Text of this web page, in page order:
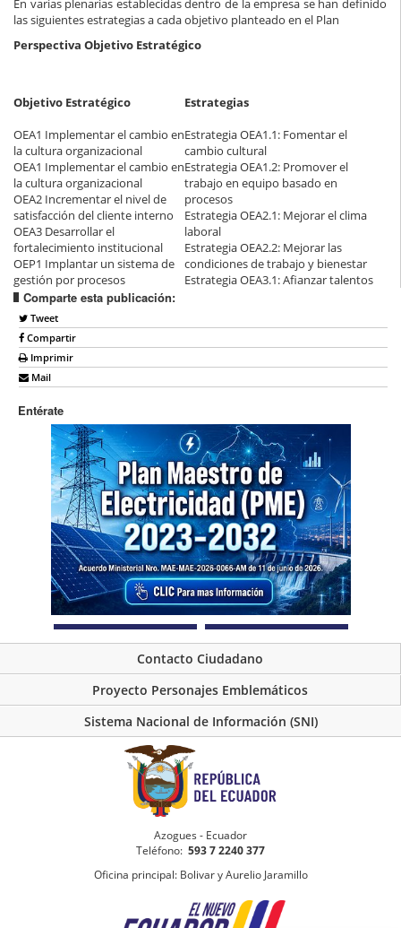
En varias plenarias establecidas dentro de la empresa se han definido
las siguientes estrategias a cada objetivo planteado en el Plan
Perspectiva Objetivo Estratégico
Objetivo Estratégico
Estrategias
OEA1 Implementar el cambio en
la cultura organizacional
OEA1 Implementar el cambio en
la cultura organizacional
OEA2 Incrementar el nivel de
satisfacción del cliente interno
OEA3 Desarrollar el
fortalecimiento institucional
OEP1 Implantar un sistema de
gestión por procesos
Estrategia OEA1.1: Fomentar el
cambio cultural
Estrategia OEA1.2: Promover el
trabajo en equipo basado en
procesos
Estrategia OEA2.1: Mejorar el clima
laboral
Estrategia OEA2.2: Mejorar las
condiciones de trabajo y bienestar
Estrategia OEA3.1: Afianzar talentos
Comparte esta publicación:
Tweet
Compartir
Imprimir
Mail
Entérate
Contacto Ciudadano
Proyecto Personajes Emblemáticos
Sistema Nacional de Información (SNI)
Azogues - Ecuador
Teléfono: 593 7 2240 377
Oficina principal: Bolivar y Aurelio Jaramillo